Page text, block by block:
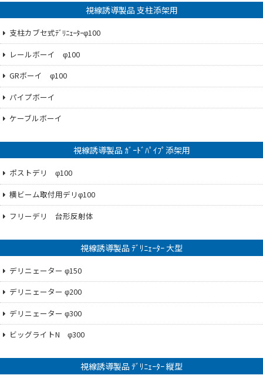
視線誘導製品 支柱添架用
支柱カブセ式ﾃﾞﾘﾆｪｰﾀｰφ100
レールボーイ φ100
GRボーイ φ100
パイプボーイ
ケーブルボーイ
視線誘導製品 ｶﾞｰﾄﾞﾊﾟｲﾌﾟ添架用
ポストデリ φ100
横ビーム取付用デリφ100
フリーデリ 台形反射体
視線誘導製品 ﾃﾞﾘﾆｪｰﾀｰ 大型
デリニェーター φ150
デリニェーター φ200
デリニェーター φ300
ビッグライトN φ300
視線誘導製品 ﾃﾞﾘﾆｪｰﾀｰ 縦型